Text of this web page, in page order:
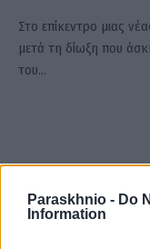
Paraskhnio - Do
Information
Στο επίκεντρο μιας
μετά τη δίωξη που
του…